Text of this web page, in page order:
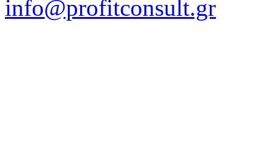
info@profitconsult.gr